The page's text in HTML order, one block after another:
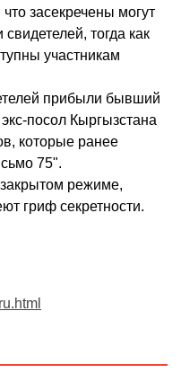
засекречены могут
тогда как
участникам
прибыли бывший
посол Кыргызстана
которые ранее
75".
режиме,
гриф секретности.